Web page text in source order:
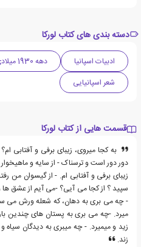
دسته بندی های کتاب لورکا
ادبیات اسپانیا دهه 1930 میلادی
شعر اسپانیایی
قسمت هایی از کتاب لورکا
به کجا میروی، زیبای برفی و آفتابی
دور دور است و ترسناک - از سایه و
زیبای برفی و آفتابی ام. - از گیسوان
سپید ؟ از کجا می آیی؟ -می آیم از عشق
- چه می بری به دهان، که شعله ورش می
میرد. -چه می بری به پستان های چندین
زید و میمیرد. - چه میبری به دیدگان سیاه
زند.